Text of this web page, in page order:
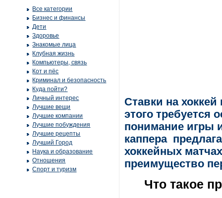
Все категории
Бизнес и финансы
Дети
Здоровье
Знакомые лица
Клубная жизнь
Компьютеры, связь
Кот и пёс
Криминал и безопасность
Куда пойти?
Личный интерес
Лучшие вещи
Лучшие компании
Лучшие побуждения
Лучшие рецепты
Лучший Город
Наука и образование
Отношения
Спорт и туризм
Ставки на
этого требуется
понимание игры
каппера
хоккейных
преимущество
Что такое